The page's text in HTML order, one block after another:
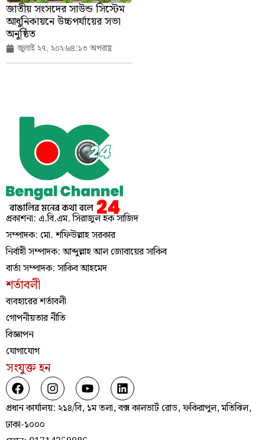
জাতীয় সংসদের সাউন্ড সিস্টেম
আধুনিকায়নে উচ্চপর্যায়ের সভা
অনুষ্ঠিত
জুলাই ২৭, ২০২৬৪:১৩ অপরাহ্ণ
প্রকাশনা: এ.বি.এম. সিরাজুল হক সাজিদ
সম্পাদক: মো. শফিউল্লাহ সরকার
নির্বাহী সম্পাদক: আব্দুল্লাহ আল জোবায়ের সাকিব
বার্তা সম্পাদক: সাকিব আহমেদ
শর্তাবলী
ব্যবহারের শর্তাবলী
গোপনীয়তার নীতি
বিজ্ঞাপন
যোগাযোগ
সংযুক্ত হন
প্রধান কার্যালয়: ২১৪/বি, ১ম তলা, বক্স কালভার্ট রোড, ফকিরাপুল, মতিঝিল,
ঢাকা-১০০০